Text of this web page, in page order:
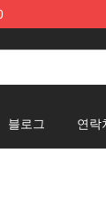
블로그 연락